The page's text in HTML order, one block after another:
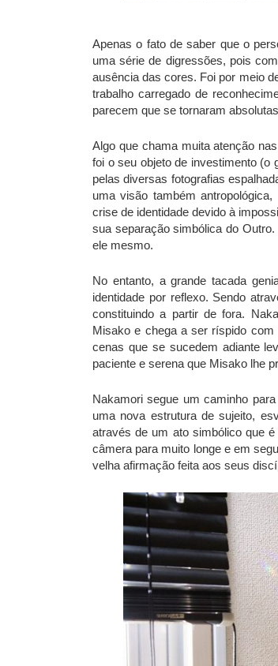
Apenas o fato de saber que o
uma série de digressões, pois
ausência das cores. Foi por meio
trabalho carregado de
parecem que se tornaram
Algo que chama muita atenção
foi o seu objeto de investimento (o
pelas diversas fotografias
uma visão também
crise de identidade devido à
sua separação simbólica do
ele mesmo.
No entanto, a grande tacada
identidade por reflexo. Sendo
constituindo a partir de fora.
Misako e chega a ser ríspido com
cenas que se sucedem adiante
paciente e serena que Misako lhe
Nakamori segue um caminho
uma nova estrutura de sujeito,
através de um ato simbólico que
câmera para muito longe e em
velha afirmação feita aos seus